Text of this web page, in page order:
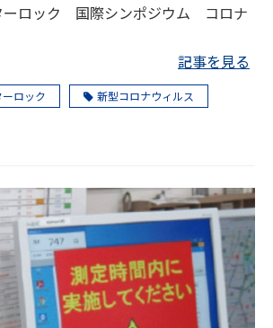
ーロック 国際シンポジウム コロナ
記事を見る
ロック 新型コロナウィルス